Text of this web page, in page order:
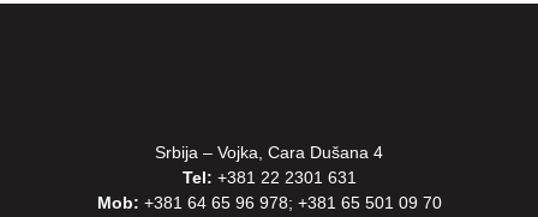
Srbija – Vojka, Cara Dušana 4
Tel: +381 22 2301 631
Mob: +381 64 65 96 978; +381 65 501 09 70